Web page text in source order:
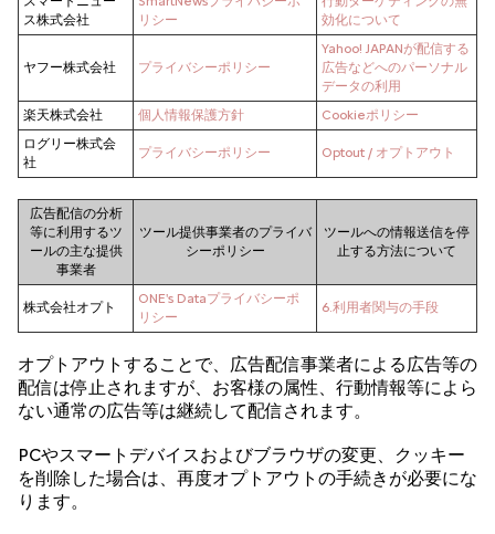
ス株式会社
リシー
効化について
ヤフー株式会社 プライバシーポリシー
Yahoo! JAPANが配信する
広告などへのパーソナル
データの利用
楽天株式会社
個人情報保護方針
Cookieポリシー
ログリー株式会
社
プライバシーポリシー Optout / オプトアウト
広告配信の分析
等に利用するツ
ールの主な提供
事業者
ツール提供事業者のプライバ
シーポリシー
ツールへの情報送信を停
止する方法について
株式会社オプト
ONE's Dataプライバシーポ
リシー
6.利用者関与の手段
オプトアウトすることで、広告配信事業者による広告等の
配信は停止されますが、お客様の属性、行動情報等によら
ない通常の広告等は継続して配信されます。
PCやスマートデバイスおよびブラウザの変更、クッキー
を削除した場合は、再度オプトアウトの手続きが必要にな
ります。